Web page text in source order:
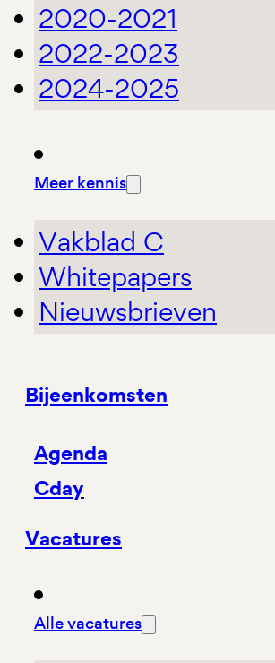
2020-2021
2022-2023
2024-2025
Meer kennis
Vakblad C
Whitepapers
Nieuwsbrieven
Bijeenkomsten
Agenda
Cday
Vacatures
Alle vacatures